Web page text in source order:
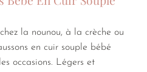
la nounou, à la crèche ou
en cuir souple bébé
occasions. Légers et